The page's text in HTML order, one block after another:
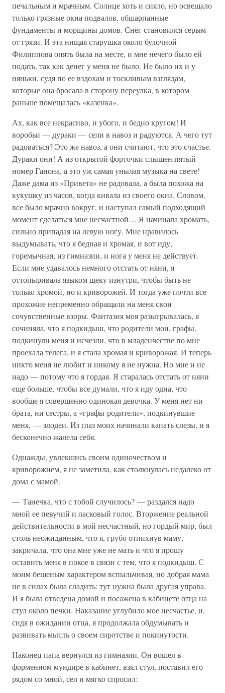
печальным и мрачным. Солнце хоть и сияло, но освещало
только грязные окна подвалов, обшарпанные
фундаменты и морщины домов. Снег становился серым
от грязи. И эта нищая старушка около булочной
Филиппова опять была на месте, и мне нечего было ей
подать, так как денег у меня не было. Не было их и у
няньки, судя по ее вздохам и тоскливым взглядам,
которые она бросала в сторону переулка, в котором
раньше помещалась «казенка».
Ах, как все некрасиво, и убого, и бедно кругом! И
воробьи — дураки — сели в навоз и радуются. А чего тут
радоваться? Это же навоз, а они считают, что это счастье.
Дураки они! А из открытой форточки слышен пятый
номер Ганона, а это уж самая унылая музыка на свете!
Даже дама из «Привета» не радовала, а была похожа на
кукушку из часов, когда кивала из своего окна. Словом,
все было мрачно вокруг, и наступал самый подходящий
момент сделаться мне несчастной… Я начинала хромать,
сильно припадая на левую ногу. Мне нравилось
выдумывать, что я бедная и хромая, и вот иду,
горемычная, из гимназии, и нога у меня не действует.
Если мне удавалось немного отстать от няни, я
оттопыривала языком щеку изнутри, чтобы быть не
только хромой, но и криворожей. И тогда уже почти все
прохожие непременно обращали на меня свои
сочувственные взоры. Фантазия моя разыгрывалась, я
сочиняла, что я подкидыш, что родители мои, графы,
подкинули меня и исчезли, что в младенчестве по мне
проехала телега, и я стала хромая и криворожая. И теперь
никто меня не любит и никому я не нужна. Но мне и не
надо — потому что я гордая. Я старалась отстать от няни
еще больше, чтобы все думали, что я иду одна, что
вообще я совершенно одинокая девочка. У меня нет ни
брата, ни сестры, а «графы-родители», подкинувшие
меня, — злодеи. Из глаз моих начинали капать слезы, и я
бесконечно жалела себя.
Однажды, увлекшись своим одиночеством и
криворожием, я не заметила, как столкнулась недалеко от
дома с мамой.
— Танечка, что с тобой случилось? — раздался надо
мной ее певучий и ласковый голос. Вторжение реальной
действительности в мой несчастный, но гордый мир, был
столь неожиданным, что я, грубо отпихнув маму,
закричала, что она мне уже не мать и что я прошу
оставить меня в покое в связи с тем, что я подкидыш. С
моим бешеным характером вспыльчивая, но добрая мама
не в силах была сладить: тут нужна была другая управа.
И я была отведена домой и посажена в кабинете отца на
стул около печки. Наказание углубило мое несчастье, и,
сидя в ожидании отца, я продолжала обдумывать и
развивать мысль о своем сиротстве и покинутости.
Наконец папа вернулся из гимназии. Он вошел в
форменном мундире в кабинет, взял стул, поставил его
рядом со мной, сел и мягко спросил: